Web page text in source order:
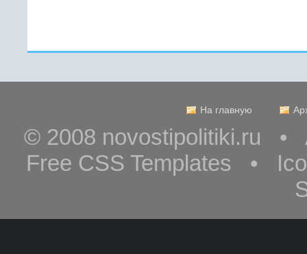
На главную
© 2008 novostipolitiki.ru •
Free CSS Templates •